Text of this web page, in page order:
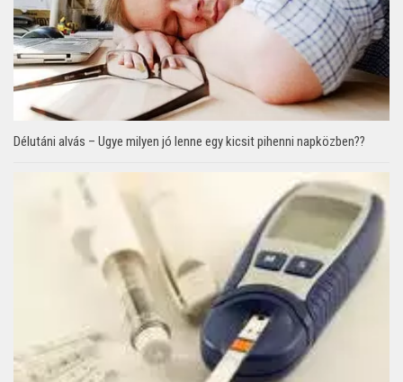
Délutáni alvás – Ugye milyen jó lenne egy kicsit pihenni napközben??